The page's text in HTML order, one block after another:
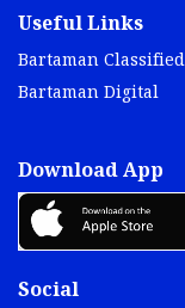
Useful Links
Bartaman Classified
Bartaman Digital
Download App
Social